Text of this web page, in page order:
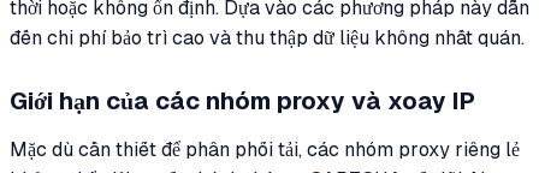
thời hoặc không ổn định. Dựa vào các phương pháp này dẫn
đến chi phí bảo trì cao và thu thập dữ liệu không nhất quán.
Giới hạn của các nhóm proxy và xoay IP
Mặc dù cần thiết để phân phối tải, các nhóm proxy riêng lẻ